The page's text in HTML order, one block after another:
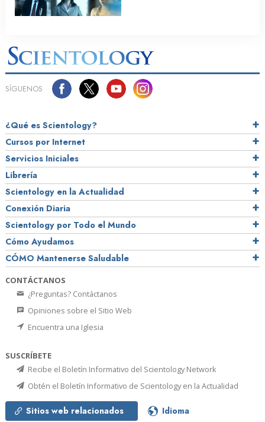
SÍGUENOS
¿Qué es Scientology?
Cursos por Internet
Servicios Iniciales
Librería
Scientology en la Actualidad
Conexión Diaria
Scientology por Todo el Mundo
Cómo Ayudamos
CÓMO Mantenerse Saludable
CONTÁCTANOS
¿Preguntas? Contáctanos
Opiniones sobre el Sitio Web
Encuentra una Iglesia
SUSCRÍBETE
Recibe el Boletín Informativo del Scientology Network
Obtén el Boletín Informativo de Scientology en la Actualidad
Sitios web relacionados Idioma